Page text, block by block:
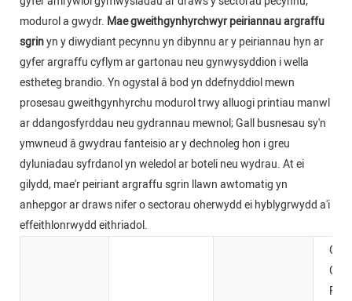
modurol a gwydr. Mae gweithgynhyrchwyr peiriannau argraffu
sgrinyn y diwydiant pecynnu yn dibynnu ar y peiriannau hyn ar
gyfer argraffu cyflym ar gartonau neu gynwysyddion i wella
estheteg brandio. Yn ogystal â bod yn ddefnyddiol mewn
prosesau gweithgynhyrchu modurol trwy alluogi printiau manwl
ar ddangosfyrddau neu gydrannau mewnol; Gall busnesau sy'n
ymwneud â gwydrau fanteisio ar y dechnoleg hon i greu
dyluniadau syfrdanol yn weledol ar boteli neu wydrau. At ei
gilydd, mae'r peiriant argraffu sgrin llawn awtomatig yn
anhepgor ar draws nifer o sectorau oherwydd ei hyblygrwydd a'i
effeithlonrwydd eithriadol.